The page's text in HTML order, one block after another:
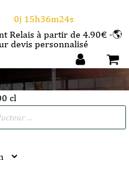
0j 15h36m24s
Relais à partir de 4.90€ -🌎
devis personnalisé
cl